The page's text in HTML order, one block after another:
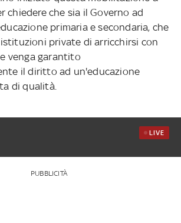
chiedere che sia il Governo ad
primaria e secondaria, che
private di arricchirsi con
venga garantito
il diritto ad un'educazione
di qualità.
LIVE
PUBBLICITÀ